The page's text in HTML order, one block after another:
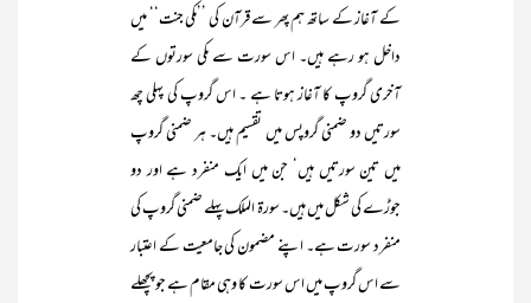
کے آغاز کے ساتھ ہم پھر سے قرآن کی ’’مکی جنت‘‘ میں
داخل ہو رہے ہیں۔ اس سورت سے مکی سورتوں کے
آخری گروپ کا آغاز ہوتا ہے ۔ اس گروپ کی پہلی چھ
سورتیں دو ضمنی گروپس میں تقسیم ہیں۔ ہر ضمنی گروپ
میں تین سورتیں ہیں‘ جن میں ایک منفرد ہے اور دو
جوڑے کی شکل میں ہیں۔ سورۃ الملک پہلے ضمنی گروپ کی
منفرد سورت ہے۔ اپنے مضمون کی جامعیت کے اعتبار
سے اس گروپ میں اس سورت کا وہی مقام ہے جو پچھلے